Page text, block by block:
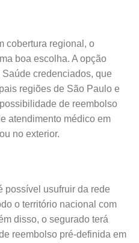
cobertura regional, o
boa escolha. A opção
credenciados, que
regiões de São Paulo e
de reembolso
atendimento médico em
no exterior.
possível usufruir da rede
o território nacional com
disso, o segurado terá
reembolso pré-definida em